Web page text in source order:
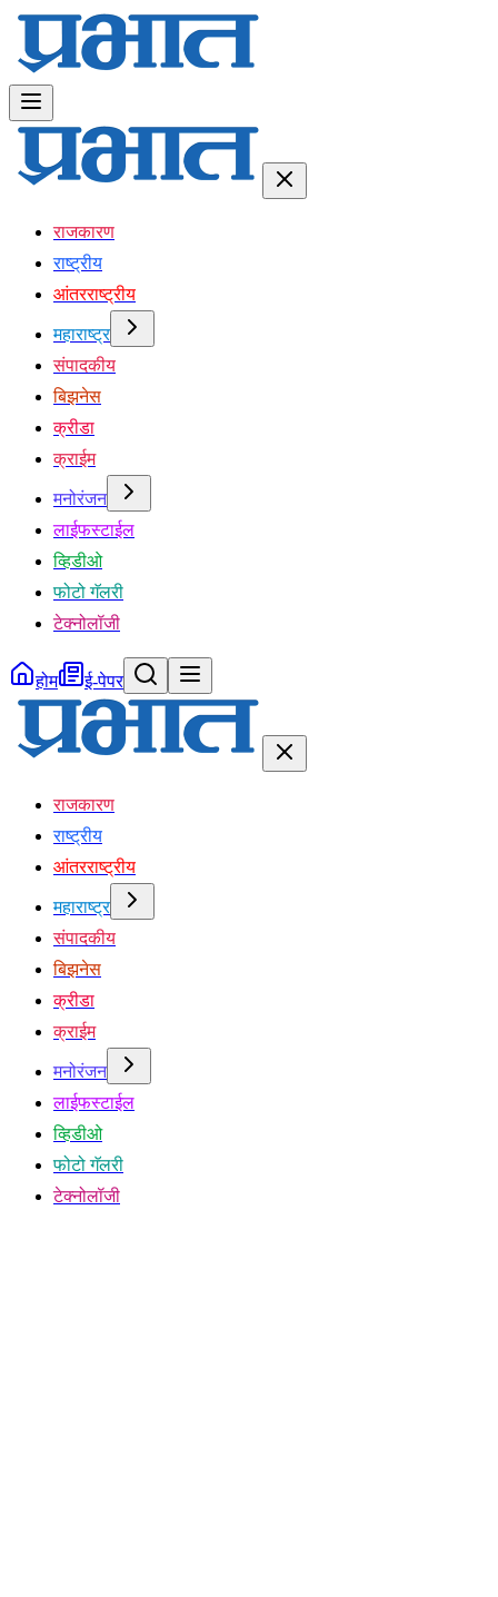
राजकारण
राष्ट्रीय
आंतरराष्ट्रीय
महाराष्ट्र
संपादकीय
बिझनेस
क्रीडा
क्राईम
मनोरंजन
लाईफस्टाईल
व्हिडीओ
फोटो गॅलरी
टेक्नोलॉजी
होम ई-पेपर
राजकारण
राष्ट्रीय
आंतरराष्ट्रीय
महाराष्ट्र
संपादकीय
बिझनेस
क्रीडा
क्राईम
मनोरंजन
लाईफस्टाईल
व्हिडीओ
फोटो गॅलरी
टेक्नोलॉजी